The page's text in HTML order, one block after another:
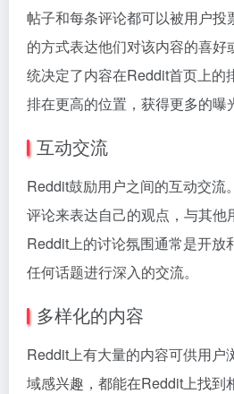
帖子和每条评论都可以被用户投
的方式表达他们对该内容的喜
统决定了内容在Reddit首页上的
排在更高的位置，获得更多的曝
互动交流
Reddit鼓励用户之间的互动交流
评论来表达自己的观点，与其他
Reddit上的讨论氛围通常是开放
任何话题进行深入的交流。
多样化的内容
Reddit上有大量的内容可供用户
域感兴趣，都能在Reddit上找到